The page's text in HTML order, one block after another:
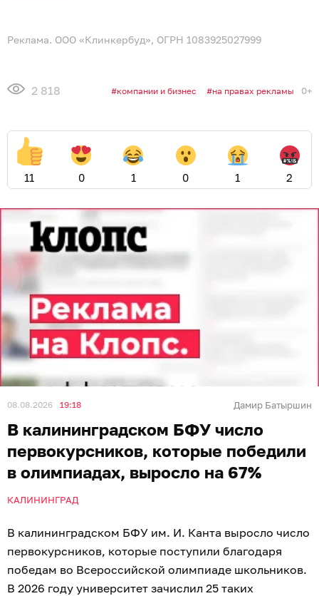
Реклама. ООО «Клинкербуд», ОГРН 1083925027999
2 818 компании и бизнес на правах рекламы 0+
11 0 1 0 1 2
08.08.2026 19:18 Дамир Батыршин
В калининградском БФУ число
первокурсников, которые победили
в олимпиадах, выросло на 67%
КАЛИНИНГРАД
В калининградском БФУ им. И. Канта выросло число
первокурсников, которые поступили благодаря
победам во Всероссийской олимпиаде школьников.
В 2026 году университет зачислил 25 таких